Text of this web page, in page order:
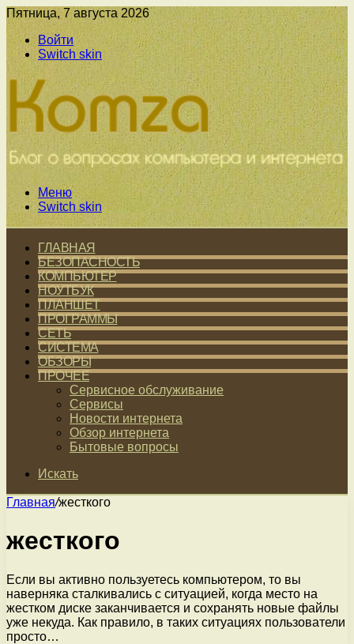
Пятница, 7 августа 2026
Войти
Switch skin
Меню
Switch skin
ГЛАВНАЯ
БЕЗОПАСНОСТЬ
КОМПЬЮТЕР
НОУТБУК
ПЛАНШЕТ
ПРОГРАММЫ
СЕТЬ
СИСТЕМА
ОБЗОРЫ
ПРОЧЕЕ
Сервисное обслуживание
Сервисы
Новости интернета
Обзор интернета
Бытовые вопросы
Искать
Главная/жесткого
жесткого
Если вы активно пользуетесь компьютером, то вы
наверняка сталкивались с ситуацией, когда место на
жестком диске заканчивается и сохранять новые файлы
уже некуда. Как правило, в таких ситуациях пользователи
просто…